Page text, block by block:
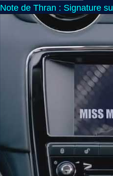
Note de Thran : Signature